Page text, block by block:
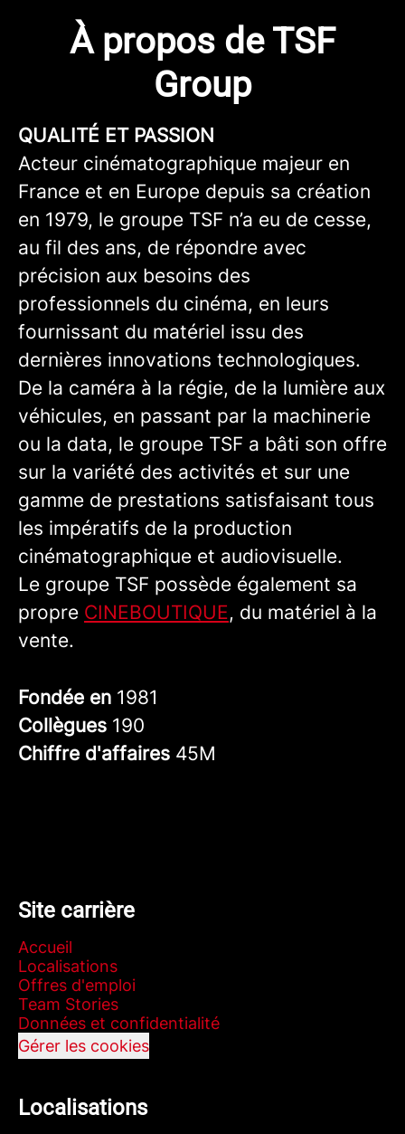
À propos de TSF
Group
QUALITÉ ET PASSION
Acteur cinématographique majeur en
France et en Europe depuis sa création
en 1979, le groupe TSF n’a eu de cesse,
au fil des ans, de répondre avec
précision aux besoins des
professionnels du cinéma, en leurs
fournissant du matériel issu des
dernières innovations technologiques.
De la caméra à la régie, de la lumière aux
véhicules, en passant par la machinerie
ou la data, le groupe TSF a bâti son offre
sur la variété des activités et sur une
gamme de prestations satisfaisant tous
les impératifs de la production
cinématographique et audiovisuelle.
Le groupe TSF possède également sa
propre CINEBOUTIQUE, du matériel à la
vente.
Fondée en 1981
Collègues 190
Chiffre d'affaires 45M
Site carrière
Accueil
Localisations
Offres d'emploi
Team Stories
Données et confidentialité
Gérer les cookies
Localisations